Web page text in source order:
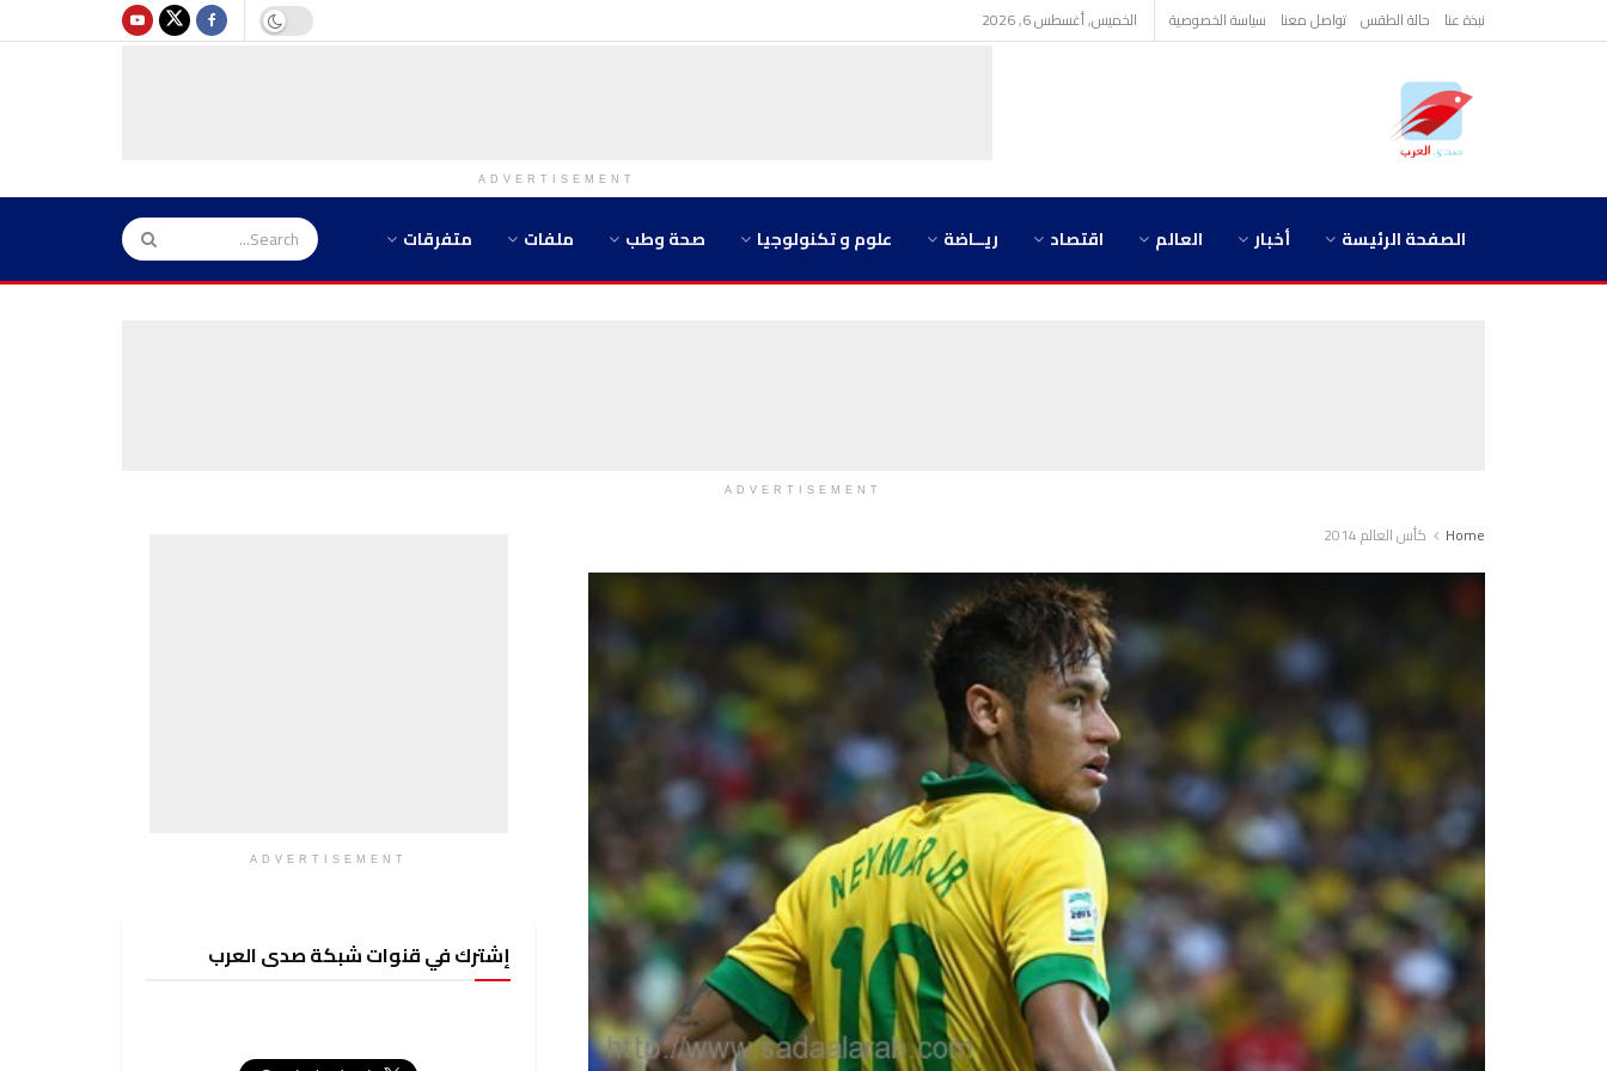
نبذة عنا حالة الطقس تواصل معنا سياسة الخصوصية الخميس, أغسطس 6, 2026
ADVERTISEMENT
الصفحة الرئيسة أخبار العالم اقتصاد ريــاضة علوم و تكنولوجيا صحة وطب ملفات متفرقات
ADVERTISEMENT
Home كأس العالم 2014
ADVERTISEMENT
إشترك في قنوات شبكة صدى العرب